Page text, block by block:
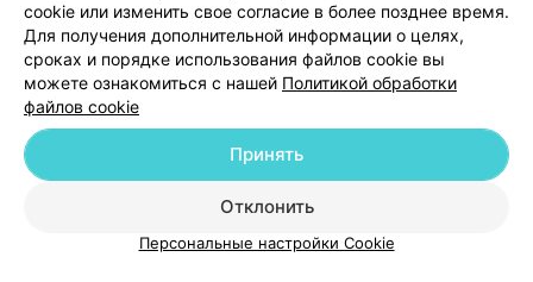
Персональные настройки cookie
Обработка персональных данных
© 2026 ООО «Артокс Лаб», УНП 191700409| 220012, Республика Беларусь,
г. Минск, улица Толбухина, 2, пом. 16 | help@103.by
cookie или изменить свое согласие в более позднее время.
Для получения дополнительной информации о целях,
сроках и порядке использования файлов cookie вы
можете ознакомиться с нашей Политикой обработки
файлов cookie
Отклонить
Принять
Персональные настройки Cookie